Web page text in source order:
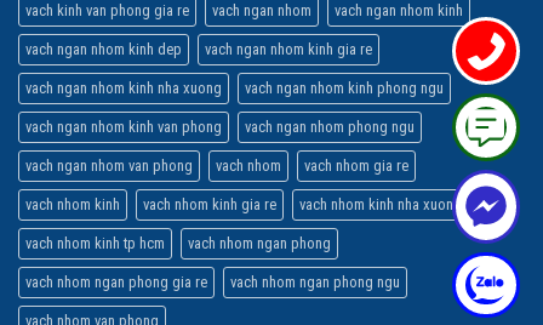
vach kinh van phong gia re vach ngan nhom vach ngan nhom kinh
vach ngan nhom kinh dep vach ngan nhom kinh gia re
vach ngan nhom kinh nha xuong vach ngan nhom kinh phong ngu
vach ngan nhom kinh van phong vach ngan nhom phong ngu
vach ngan nhom van phong vach nhom vach nhom gia re
vach nhom kinh vach nhom kinh gia re vach nhom kinh nha xuong
vach nhom kinh tp hcm vach nhom ngan phong
vach nhom ngan phong gia re vach nhom ngan phong ngu
vach nhom van phong